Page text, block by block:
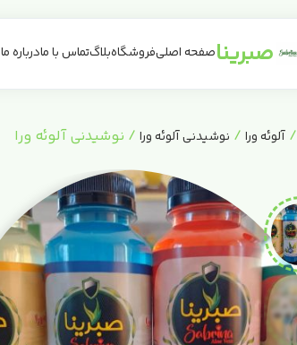
صبریناصفحه اصلیفروشگاهبلاگتماس با مادرباره ما
/آلوئه ورا / نوشیدنی آلوئه ورا / نوشیدنی آلوئه ورا